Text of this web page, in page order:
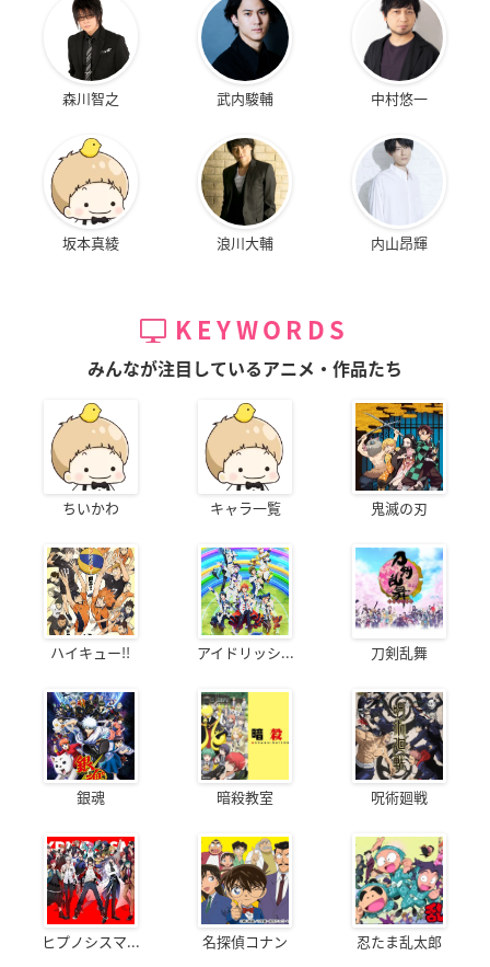
森川智之 武内駿輔 中村悠一
坂本真綾 浪川大輔 内山昂輝
KEYWORDS
みんなが注目しているアニメ・作品たち
ちいかわ キャラ一覧 鬼滅の刃
ハイキュー!! アイドリッシ... 刀剣乱舞
銀魂 暗殺教室 呪術廻戦
ヒプノシスマ... 名探偵コナン 忍たま乱太郎